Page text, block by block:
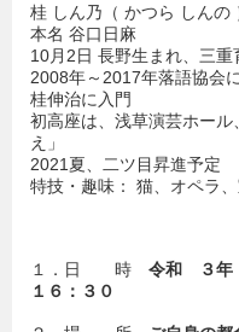
桂 しん乃（ かつら しんの
本名 谷口日麻
10月2日 長野生まれ、三重
2008年～2017年落語協会
桂伸治に入門
初高座は、浅草演芸ホー
え」
2021夏、二ツ目昇進予定
特技・趣味： 猫、オペラ
１．日 時 令和 ３年
１６：３０